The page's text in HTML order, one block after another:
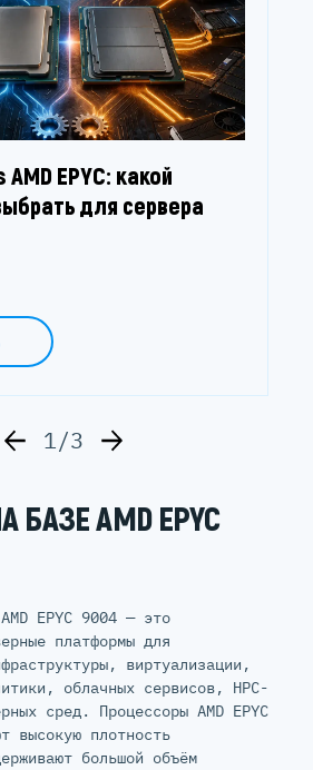
EPYC: какой
для сервера
1/3
AMD EPYC
EPYC 9004 — это
платформы для
виртуализации,
облачных сервисов, HPC-
сред. Процессоры AMD EPYC
высокую плотность
большой объём